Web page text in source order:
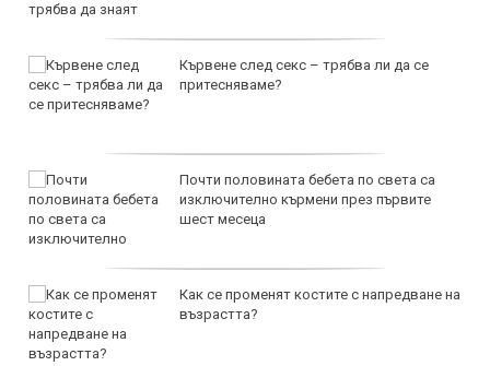
Кървене след секс – трябва ли да се
притесняваме?
Почти половината бебета по света са
изключително кърмени през първите
шест месеца
Как се променят костите с напредване на
възрастта?